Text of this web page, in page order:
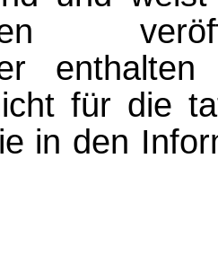
für die
in den